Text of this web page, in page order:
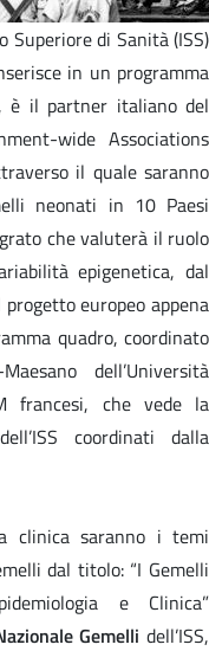
Superiore di Sanità (ISS)
in un programma
è il partner italiano del
wide Associations
il quale saranno
neonati in 10 Paesi
che valuterà il ruolo
epigenetica, dal
europeo appena
quadro, coordinato
dell’Università
francesi, che vede la
coordinati dalla
clinica saranno i temi
dal titolo: “I Gemelli
e Clinica”
Gemelli dell’ISS,